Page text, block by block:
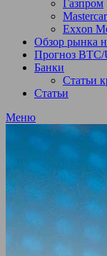
Газпром
Exxon
Обзор рынка
Прогноз BTC/
Банки
Статьи
Статьи
Меню